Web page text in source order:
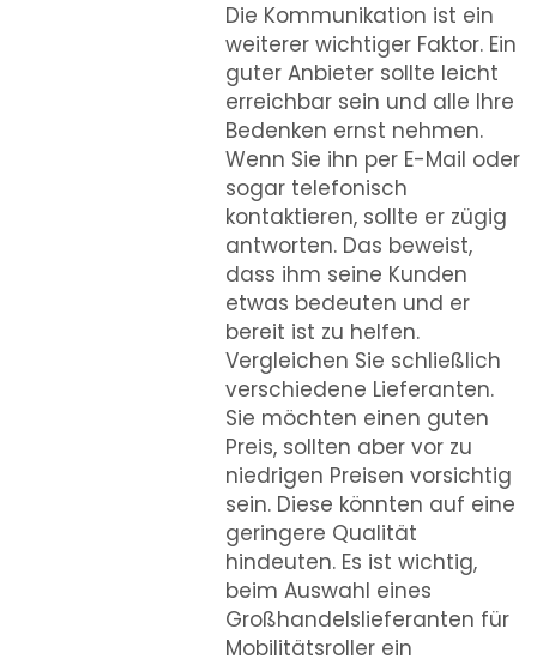
Die Kommunikation ist ein
weiterer wichtiger Faktor. Ein
guter Anbieter sollte leicht
erreichbar sein und alle Ihre
Bedenken ernst nehmen.
Wenn Sie ihn per E-Mail oder
sogar telefonisch
kontaktieren, sollte er zügig
antworten. Das beweist,
dass ihm seine Kunden
etwas bedeuten und er
bereit ist zu helfen.
Vergleichen Sie schließlich
verschiedene Lieferanten.
Sie möchten einen guten
Preis, sollten aber vor zu
niedrigen Preisen vorsichtig
sein. Diese könnten auf eine
geringere Qualität
hindeuten. Es ist wichtig,
beim Auswahl eines
Großhandelslieferanten für
Mobilitätsroller ein